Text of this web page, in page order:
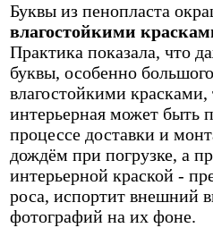
Буквы из пенопласта
влагостойкими
Практика показала, что
буквы, особенно
влагостойкими красками,
интерьерная может быть
процессе доставки и
дождём при погрузке, а
интерьерной краской -
роса, испортит внешний
фотографий на их фоне.